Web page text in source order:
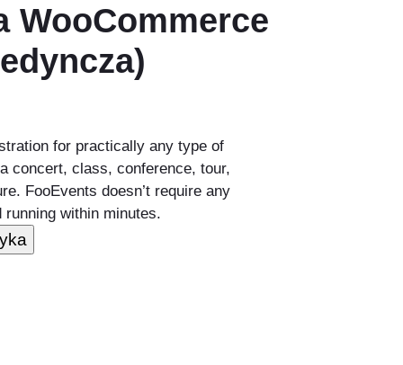
WooCommerce
for practically any type of
concert, class, conference, tour,
FooEvents doesn’t require any
within minutes.